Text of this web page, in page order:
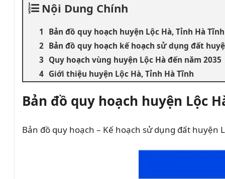
Nội Dung Chính
Bản đồ quy hoạch huyện Lộc Hà, Tỉnh Hà Tĩnh
Bản đồ quy hoạch kế hoạch sử dụng đất
Quy hoạch vùng huyện Lộc Hà đến năm 2035
Giới thiệu huyện Lộc Hà, Tỉnh Hà Tĩnh
Bản đồ quy hoạch huyện Lộc
Bản đồ quy hoạch – Kế hoạch sử dụng đất